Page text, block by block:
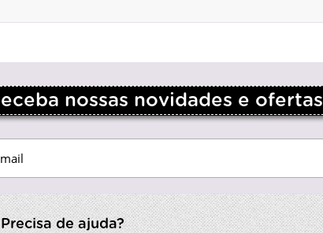
nossas novidades e ofertas
Precisa de ajuda?